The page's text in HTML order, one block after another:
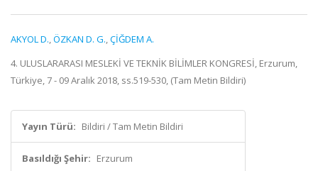
AKYOL D.,ÖZKAN D. G.,ÇİĞDEM A.
4. ULUSLARARASI MESLEKİ VE TEKNİK BİLİMLER KONGRESİ, Erzurum,
Türkiye, 7 - 09 Aralık 2018, ss.519-530, (Tam Metin Bildiri)
Yayın Türü: Bildiri / Tam Metin Bildiri
Basıldığı Şehir: Erzurum